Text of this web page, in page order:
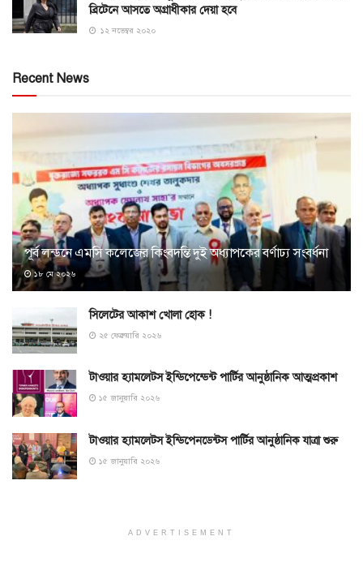
ব্রিটেনে আসতে অগ্রাধীকার দেয়া হবে
১২ নভেম্বর ২০২০
Recent News
পূর্ব লন্ডনে এমসি কলেজের কিংবদন্তি দুই অধ্যাপকের বর্ণাঢ্য সংবর্ধনা
১৮ মে ২০২৬
সিলেটের আকাশ খোলা হোক !
২৫ ফেব্রুয়ারি ২০২৬
টাওয়ার হ্যামলেটস ইন্ডিপেন্ডেন্ট পার্টির আনুষ্ঠানিক আত্মপ্রকাশ
১৫ জানুয়ারি ২০২৬
টাওয়ার হ্যামলেটস ইন্ডিপেনডেন্টস পার্টির আনুষ্ঠানিক যাত্রা শুরু
১৫ জানুয়ারি ২০২৬
ADVERTISEMENT